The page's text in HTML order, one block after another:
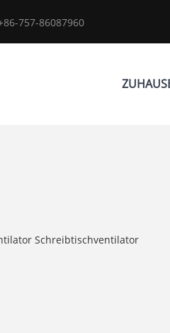
757-86087960
Schreibtischventilator